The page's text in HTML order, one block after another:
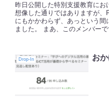
昨日公開した特別支援教育にお
想像した通りではありますが
にもかかわらず、あっという間
ました。 まあ、このメンバー
Drop-In お